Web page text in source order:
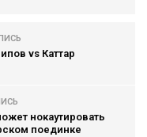
vs Каттар
нокаутировать
поединке